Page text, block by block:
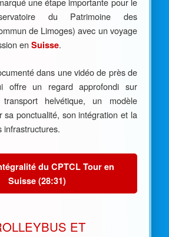
du Patrimoine des
de Limoges) avec un voyage
enSuisse.
dans une vidéo de près de
un regard approfondi sur
transport helvétique, un modèle
sa ponctualité, son intégration et la
infrastructures.
du CPTCL Tour en
Suisse (28:31)
ET